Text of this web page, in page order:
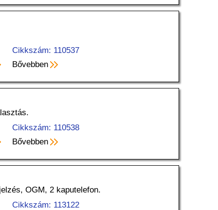
Cikkszám: 110537
Bővebben
Cikkszám: 110538
Bővebben
OGM, 2 kaputelefon.
Cikkszám: 113122